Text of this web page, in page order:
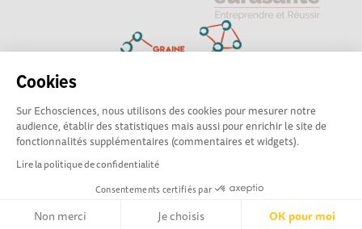
Cookies
Sur Echosciences, nous utilisons des cookies pour mesurer notre
audience, établir des statistiques mais aussi pour enrichir le site de
fonctionnalités supplémentaires (commentaires et widgets).
Lire la politique de confidentialité
Consentements certifiés par
Non merci Je choisis OK pour moi
Explorer, s’exprimer, rentrer en contact : Echosciences
Hauts-de-France est le réseau social des amateurs de
sciences et de technologies du territoire
Mentions légales|Politique de confidentialité
Ligne éditoriale